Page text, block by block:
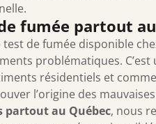
fumée partout
de fumée disponible
problématiques.
résidentiels et
l’origine des
partout au Québec, nous